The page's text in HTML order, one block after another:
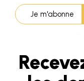
Je m'abonne